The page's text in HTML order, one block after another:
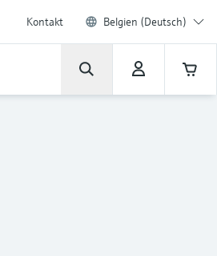
Kontakt Belgien (Deutsch)